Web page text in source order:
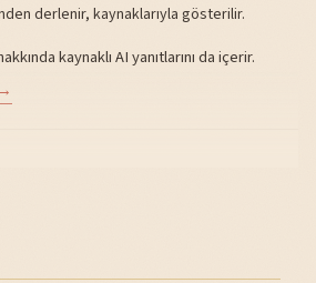
derlenir, kaynaklarıyla gösterilir.
kaynaklı AI yanıtlarını da içerir.